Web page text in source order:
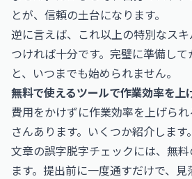
とが、信頼の土台になります。
逆に言えば、これ以上の特別なス
つければ十分です。完璧に準備し
と、いつまでも始められません。
無料で使えるツールで作業効率を上
費用をかけずに作業効率を上げら
さんあります。いくつか紹介します。
文章の誤字脱字チェックには、無
ます。提出前に一度通すだけで、